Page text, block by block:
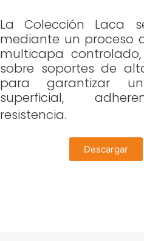
La Colección Laca
mediante un proceso
multicapa
sobre soportes de
para garantizar
superficial,
resistencia.
Descargar